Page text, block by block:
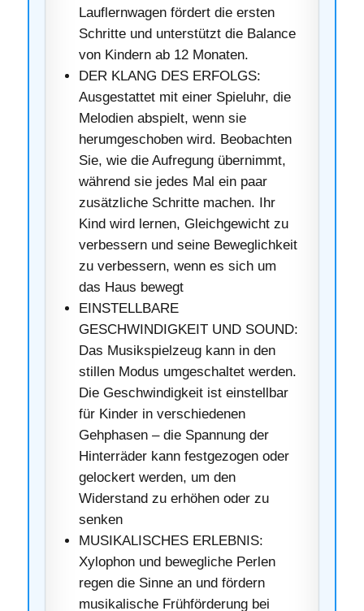
Lauflernwagen fördert die ersten
Schritte und unterstützt die Balance
von Kindern ab 12 Monaten.
DER KLANG DES ERFOLGS:
Ausgestattet mit einer Spieluhr, die
Melodien abspielt, wenn sie
herumgeschoben wird. Beobachten
Sie, wie die Aufregung übernimmt,
während sie jedes Mal ein paar
zusätzliche Schritte machen. Ihr
Kind wird lernen, Gleichgewicht zu
verbessern und seine Beweglichkeit
zu verbessern, wenn es sich um
das Haus bewegt
EINSTELLBARE
GESCHWINDIGKEIT UND SOUND:
Das Musikspielzeug kann in den
stillen Modus umgeschaltet werden.
Die Geschwindigkeit ist einstellbar
für Kinder in verschiedenen
Gehphasen – die Spannung der
Hinterräder kann festgezogen oder
gelockert werden, um den
Widerstand zu erhöhen oder zu
senken
MUSIKALISCHES ERLEBNIS:
Xylophon und bewegliche Perlen
regen die Sinne an und fördern
musikalische Frühförderung bei